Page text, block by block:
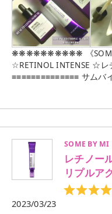
❋❋❋❋❋❋❋❋❋❋ 《SOME BY MI》 ☆サムバイミー
☆RETINOL INTENSE ☆レチノールセラム ☆30ml ☆韓国コスメ
≡≡≡≡≡≡≡≡≡≡≡≡≡≡ サムバイミーのレチノールセラムを使用して
ーバーが促進されること
ろみのあるテクスチャー
おいを感じることができました⭕ 少量でも伸び
力で乾燥肌の私にはとて
どんなふうに変化するのか期待
から日が浅く毎日使用し
としたので）肌への変化
SOME BY MI
レチノー
リプルア
2023/03/23